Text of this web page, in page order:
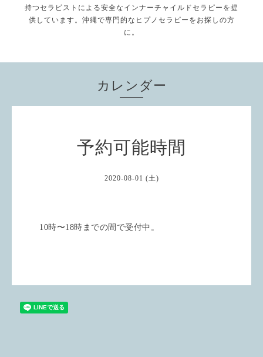
持つセラピストによる安全なインナーチャイルドセラピーを提
供しています。沖縄で専門的なヒプノセラピーをお探しの方
に。
カレンダー
予約可能時間
2020-08-01 (土)
10時〜18時までの間で受付中。